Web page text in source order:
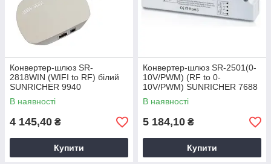
Конвертер-шлюз SR-
2818WIN (WIFI to RF) білий
SUNRICHER 9940
В наявності
4 145,40 ₴
Купити
Конвертер-шлюз SR-2501(0-
10V/PWM) (RF to 0-
10V/PWM) SUNRICHER 7688
В наявності
5 184,10 ₴
Купити